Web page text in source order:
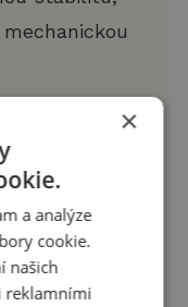
×
a analýze
cookie.
našich
reklamními